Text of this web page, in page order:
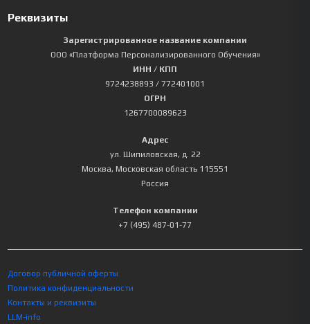
Реквизиты
Зарегистрированное название компании
ООО «Платформа Персонализированного Обучения»
ИНН / КПП
9724238893 / 772401001
ОГРН
1267700089623
Адрес
ул. Шипиловская, д. 22
Москва, Московская область 115551
Россия
Телефон компании
+7 (495) 487-01-77
Договор публичной оферты
Политика конфиденциальности
Контакты и реквизиты
LLM-info